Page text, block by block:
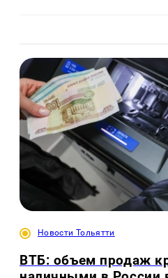
Новости Тольятти
ВТБ: объем продаж